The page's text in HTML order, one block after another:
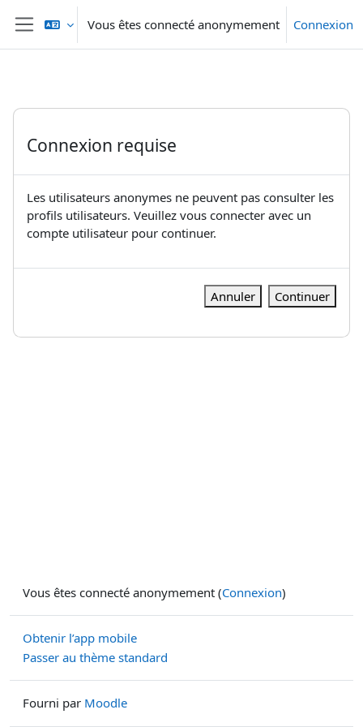
Passer au contenu principal
Panneau latéral
Vous êtes connecté anonymement Connexion
Connexion requise
Les utilisateurs anonymes ne peuvent pas consulter les
profils utilisateurs. Veuillez vous connecter avec un
compte utilisateur pour continuer.
Annuler Continuer
Vous êtes connecté anonymement (Connexion)
Obtenir l’app mobile
Passer au thème standard
Fourni par Moodle